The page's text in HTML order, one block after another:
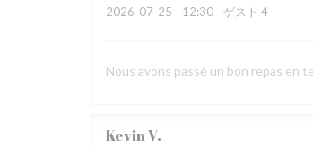
2026-07-25 - 12:30 - ゲスト 4
Nous avons passé un bon repas en
KevinV